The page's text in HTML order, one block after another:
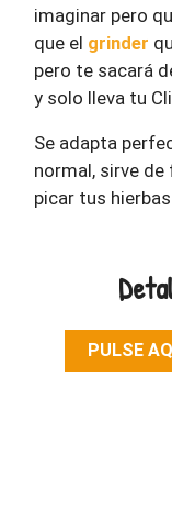
imaginar pero
que el grinder
pero te sacará
y solo lleva tu
Se adapta
normal, sirve
picar tus hierbas.
PULSE